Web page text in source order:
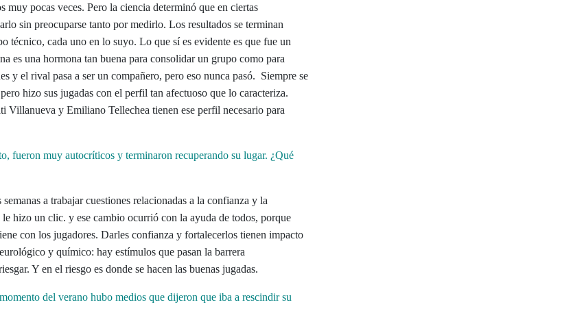
pocas veces. Pero la ciencia determinó que en ciertas
sin preocuparse tanto por medirlo. Los resultados se terminan
técnico, cada uno en lo suyo. Lo que sí es evidente es que fue un
es una hormona tan buena para consolidar un grupo como para
y el rival pasa a ser un compañero, pero eso nunca pasó. Siempre se
hizo sus jugadas con el perfil tan afectuoso que lo caracteriza.
y Emiliano Tellechea tienen ese perfil necesario para
fueron muy autocríticos y terminaron recuperando su lugar. ¿Qué
a trabajar cuestiones relacionadas a la confianza y la
hizo un clic. y ese cambio ocurrió con la ayuda de todos, porque
con los jugadores. Darles confianza y fortalecerlos tienen impacto
y químico: hay estímulos que pasan la barrera
Y en el riesgo es donde se hacen las buenas jugadas.
del verano hubo medios que dijeron que iba a rescindir su